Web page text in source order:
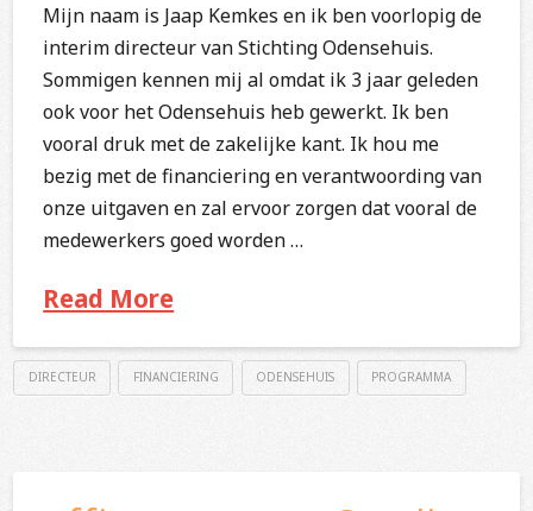
Mijn naam is Jaap Kemkes en ik ben voorlopig de
interim directeur van Stichting Odensehuis.
Sommigen kennen mij al omdat ik 3 jaar geleden
ook voor het Odensehuis heb gewerkt. Ik ben
vooral druk met de zakelijke kant. Ik hou me
bezig met de financiering en verantwoording van
onze uitgaven en zal ervoor zorgen dat vooral de
medewerkers goed worden …
Read More
DIRECTEUR FINANCIERING ODENSEHUIS PROGRAMMA